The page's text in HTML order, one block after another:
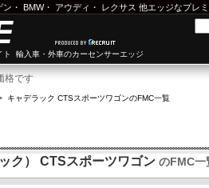
ン ・ BMW・ アウディ ・ レクサス 他エッジなプレ
輸入車・外車のカーセンサーエッジ
格です
キャデラック CTSスポーツワゴンのFMC一覧
ク） CTSスポーツワゴン のFMC一